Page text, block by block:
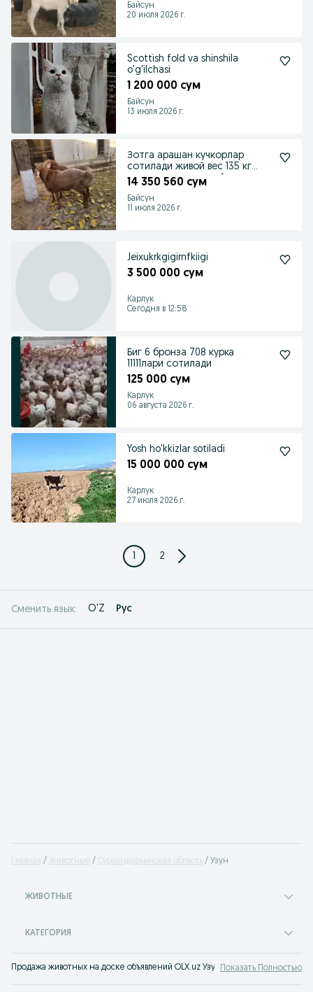
Байсун
20 июля 2026 г.
Scottish fold va shinshila
o'g'ilchasi
1 200 000 сум
Байсун
13 июля 2026 г.
Зотга арашан кучкорлар
сотилади живой вес 135 кг
тозза арашан живой в
14 350 560 сум
Байсун
11 июля 2026 г.
Jeixukrkgigirnfkiigi
3 500 000 сум
Карлук
Сегодня в 12:58
Биг 6 бронза 708 курка
11111лари сотилади
125 000 сум
Карлук
06 августа 2026 г.
Yosh ho'kkizlar sotiladi
15 000 000 сум
Карлук
27 июля 2026 г.
1 2
Сменить язык: O'Z Рус
Главная Животные Сурхандарьинская область Узун
ЖИВОТНЫЕ
КАТЕГОРИЯ
Продажа животных на доске объявлений OLX.uz Узун. Заведи себе
Показать Полностью